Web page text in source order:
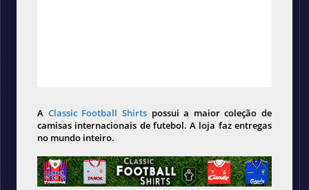
A Classic Football Shirts possui a maior coleção de
camisas internacionais de futebol. A loja faz entregas
no mundo inteiro.